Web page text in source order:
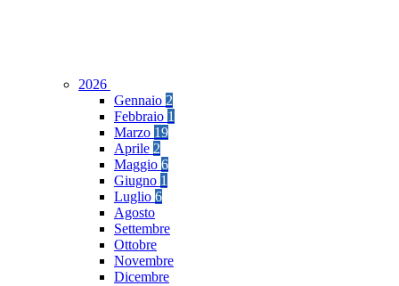
2026
Gennaio 2
Febbraio 1
Marzo 19
Aprile 2
Maggio 6
Giugno 1
Luglio 6
Agosto
Settembre
Ottobre
Novembre
Dicembre